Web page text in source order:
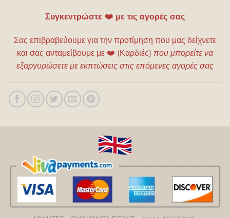
Συγκεντρώστε ❤️ με τις αγορές σας
Σας επιβραβεύουμε για την προτίμηση που μας δείχνετε
και σας ανταμείβουμε με ❤️ (Καρδιές) που μπορείτε να
εξαργυρώσετε με εκπτώσεις στις επόμενες αγορές σας